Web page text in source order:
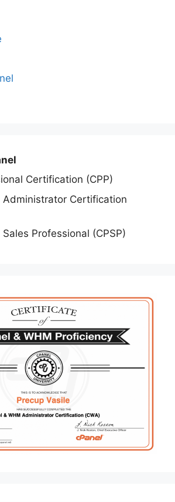
Certification (CPP)
Administrator Certification
Professional (CPSP)